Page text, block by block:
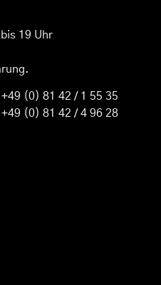
19 Uhr
+49 (0) 81 42 / 1 55 35
+49 (0) 81 42 / 4 96 28